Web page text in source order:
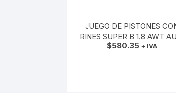
JUEGO DE PISTONES CON
RINES SUPER B 1.8 AWT AUDI
A4 1.8 BFB
$580.35 + IVA